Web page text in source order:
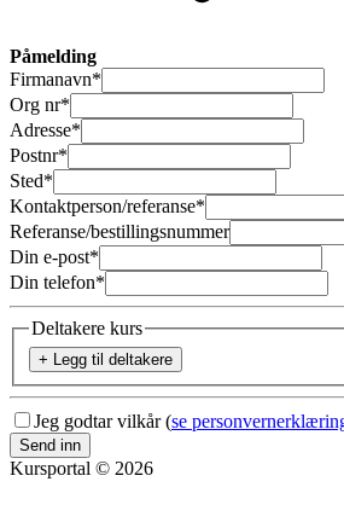
Påmelding
Firmanavn*
Org nr*
Adresse*
Postnr*
Sted*
Kontaktperson/referanse*
Referanse/bestillingsnummer
Din e-post*
Din telefon*
Deltakere kurs
+ Legg til deltakere
Jeg godtar vilkår (se
Send inn
Kursportal © 2026